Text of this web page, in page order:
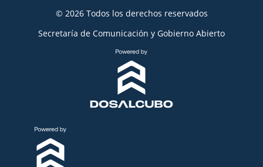
© 2026 Todos los derechos reservados
Secretaría de Comunicación y Gobierno Abierto